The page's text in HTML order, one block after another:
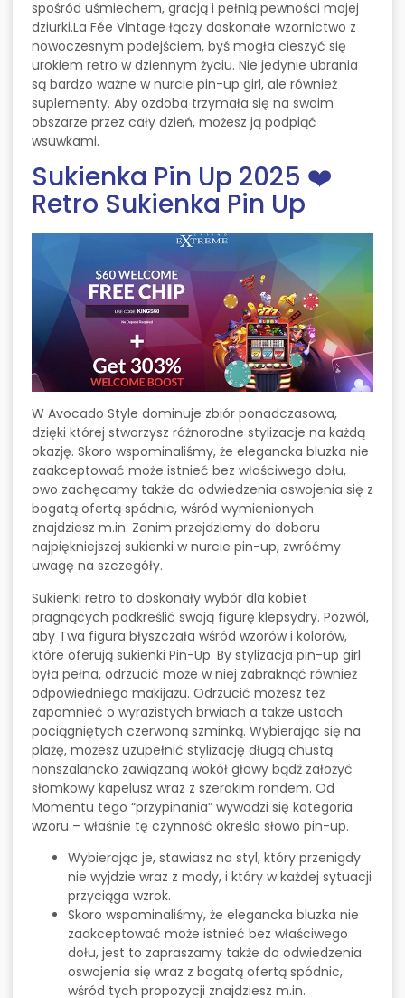
spośród uśmiechem, gracją i pełnią pewności mojej
dziurki.La Fée Vintage łączy doskonałe wzornictwo z
nowoczesnym podejściem, byś mogła cieszyć się
urokiem retro w dziennym życiu. Nie jedynie ubrania
są bardzo ważne w nurcie pin-up girl, ale również
suplementy. Aby ozdoba trzymała się na swoim
obszarze przez cały dzień, możesz ją podpiąć
wsuwkami.
Sukienka Pin Up 2025 ❤️
Retro Sukienka Pin Up
W Avocado Style dominuje zbiór ponadczasowa,
dzięki której stworzysz różnorodne stylizacje na każdą
okazję. Skoro wspominaliśmy, że elegancka bluzka nie
zaakceptować może istnieć bez właściwego dołu,
owo zachęcamy także do odwiedzenia oswojenia się z
bogatą ofertą spódnic, wśród wymienionych
znajdziesz m.in. Zanim przejdziemy do doboru
najpiękniejszej sukienki w nurcie pin-up, zwróćmy
uwagę na szczegóły.
Sukienki retro to doskonały wybór dla kobiet
pragnących podkreślić swoją figurę klepsydry. Pozwól,
aby Twa figura błyszczała wśród wzorów i kolorów,
które oferują sukienki Pin-Up. By stylizacja pin-up girl
była pełna, odrzucić może w niej zabraknąć również
odpowiedniego makijażu. Odrzucić możesz też
zapomnieć o wyrazistych brwiach a także ustach
pociągniętych czerwoną szminką. Wybierając się na
plażę, możesz uzupełnić stylizację długą chustą
nonszalancko zawiązaną wokół głowy bądź założyć
słomkowy kapelusz wraz z szerokim rondem. Od
Momentu tego “przypinania” wywodzi się kategoria
wzoru – właśnie tę czynność określa słowo pin-up.
Wybierając je, stawiasz na styl, który przenigdy
nie wyjdzie wraz z mody, i który w każdej sytuacji
przyciąga wzrok.
Skoro wspominaliśmy, że elegancka bluzka nie
zaakceptować może istnieć bez właściwego
dołu, jest to zapraszamy także do odwiedzenia
oswojenia się wraz z bogatą ofertą spódnic,
wśród tych propozycji znajdziesz m.in.